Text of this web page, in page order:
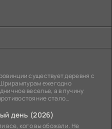
существует деревня с
ежегодно
веселье, а в пучину
стало
день (2026)
все, кого вы обожали. Не